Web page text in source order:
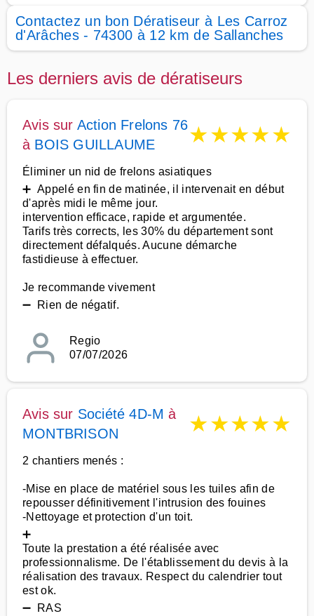
Contactez un bon Dératiseur à Les Carroz
d'Arâches - 74300 à 12 km de Sallanches
Les derniers avis de dératiseurs
Avis sur Action Frelons 76
à BOIS GUILLAUME ★★★★★
Éliminer un nid de frelons asiatiques
➕ Appelé en fin de matinée, il intervenait en début
d'après midi le même jour.
intervention efficace, rapide et argumentée.
Tarifs très corrects, les 30% du département sont
directement défalqués. Aucune démarche
fastidieuse à effectuer.
Je recommande vivement
➖ Rien de négatif.
Regio
07/07/2026
Avis sur Société 4D-M à
MONTBRISON
★★★★★
2 chantiers menés :
-Mise en place de matériel sous les tuiles afin de
repousser définitivement l'intrusion des fouines
-Nettoyage et protection d'un toit.
➕
Toute la prestation a été réalisée avec
professionnalisme. De l'établissement du devis à la
réalisation des travaux. Respect du calendrier tout
est ok.
➖ RAS